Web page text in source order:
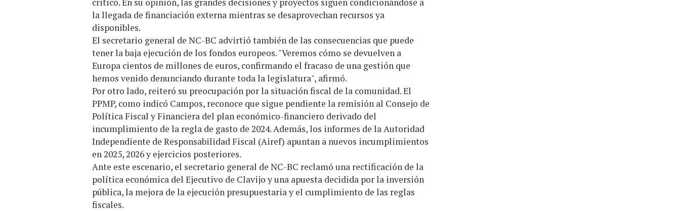
la llegada de financiación externa mientras se desaprovechan recursos ya
disponibles.
El secretario general de NC-BC advirtió también de las consecuencias que puede
tener la baja ejecución de los fondos europeos. "Veremos cómo se devuelven a
Europa cientos de millones de euros, confirmando el fracaso de una gestión que
hemos venido denunciando durante toda la legislatura", afirmó.
Por otro lado, reiteró su preocupación por la situación fiscal de la comunidad. El
PPMP, como indicó Campos, reconoce que sigue pendiente la remisión al Consejo de
Política Fiscal y Financiera del plan económico-financiero derivado del
incumplimiento de la regla de gasto de 2024. Además, los informes de la Autoridad
Independiente de Responsabilidad Fiscal (Airef) apuntan a nuevos incumplimientos
en 2025, 2026 y ejercicios posteriores.
Ante este escenario, el secretario general de NC-BC reclamó una rectificación de la
política económica del Ejecutivo de Clavijo y una apuesta decidida por la inversión
pública, la mejora de la ejecución presupuestaria y el cumplimiento de las reglas
fiscales.